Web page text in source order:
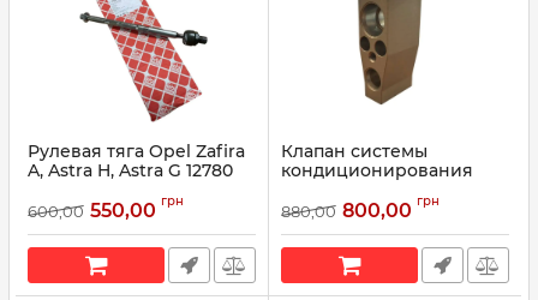
Рулевая тяга Opel Zafira
A, Astra H, Astra G 12780
Артикул: 12780
600,00 550,00 грн
Клапан системы
кондиционирования
Skoda Octavia
B8 12- (тип DENSO)
5Q0820679B
880,00 800,00 грн